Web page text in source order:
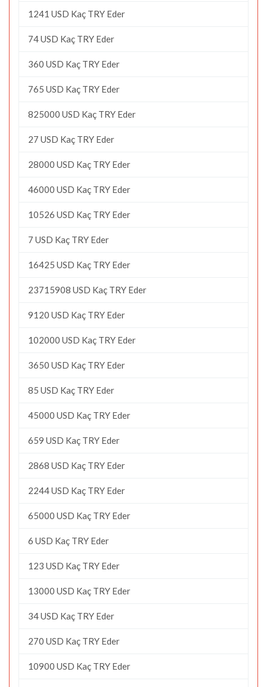
1241 USD Kaç TRY Eder
74 USD Kaç TRY Eder
360 USD Kaç TRY Eder
765 USD Kaç TRY Eder
825000 USD Kaç TRY Eder
27 USD Kaç TRY Eder
28000 USD Kaç TRY Eder
46000 USD Kaç TRY Eder
10526 USD Kaç TRY Eder
7 USD Kaç TRY Eder
16425 USD Kaç TRY Eder
23715908 USD Kaç TRY Eder
9120 USD Kaç TRY Eder
102000 USD Kaç TRY Eder
3650 USD Kaç TRY Eder
85 USD Kaç TRY Eder
45000 USD Kaç TRY Eder
659 USD Kaç TRY Eder
2868 USD Kaç TRY Eder
2244 USD Kaç TRY Eder
65000 USD Kaç TRY Eder
6 USD Kaç TRY Eder
123 USD Kaç TRY Eder
13000 USD Kaç TRY Eder
34 USD Kaç TRY Eder
270 USD Kaç TRY Eder
10900 USD Kaç TRY Eder